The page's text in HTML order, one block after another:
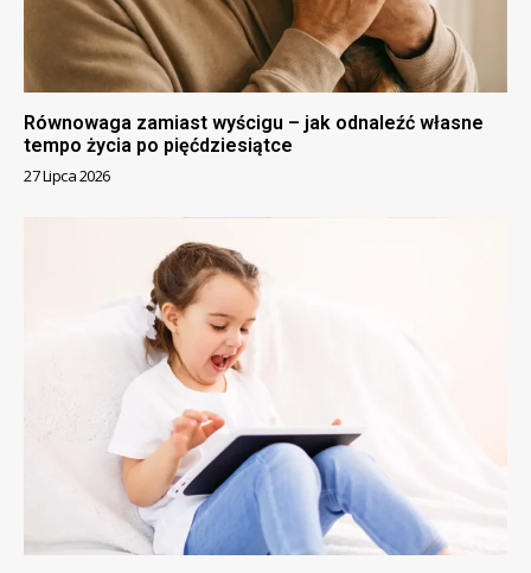
Równowaga zamiast wyścigu – jak odnaleźć własne
tempo życia po pięćdziesiątce
27 Lipca 2026